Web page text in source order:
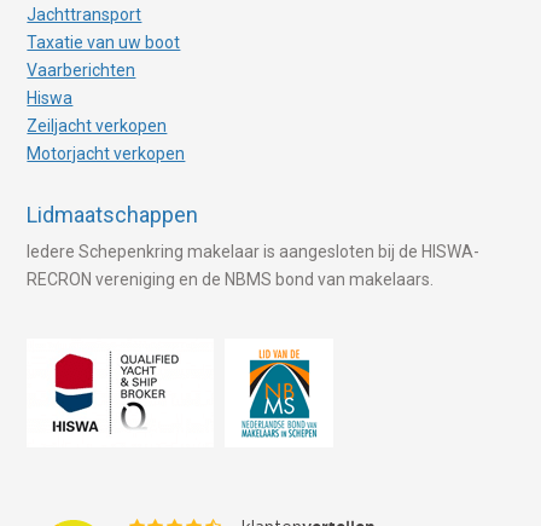
Jachttransport
Taxatie van uw boot
Vaarberichten
Hiswa
Zeiljacht verkopen
Motorjacht verkopen
Lidmaatschappen
Iedere Schepenkring makelaar is aangesloten bij de HISWA-
RECRON vereniging en de NBMS bond van makelaars.